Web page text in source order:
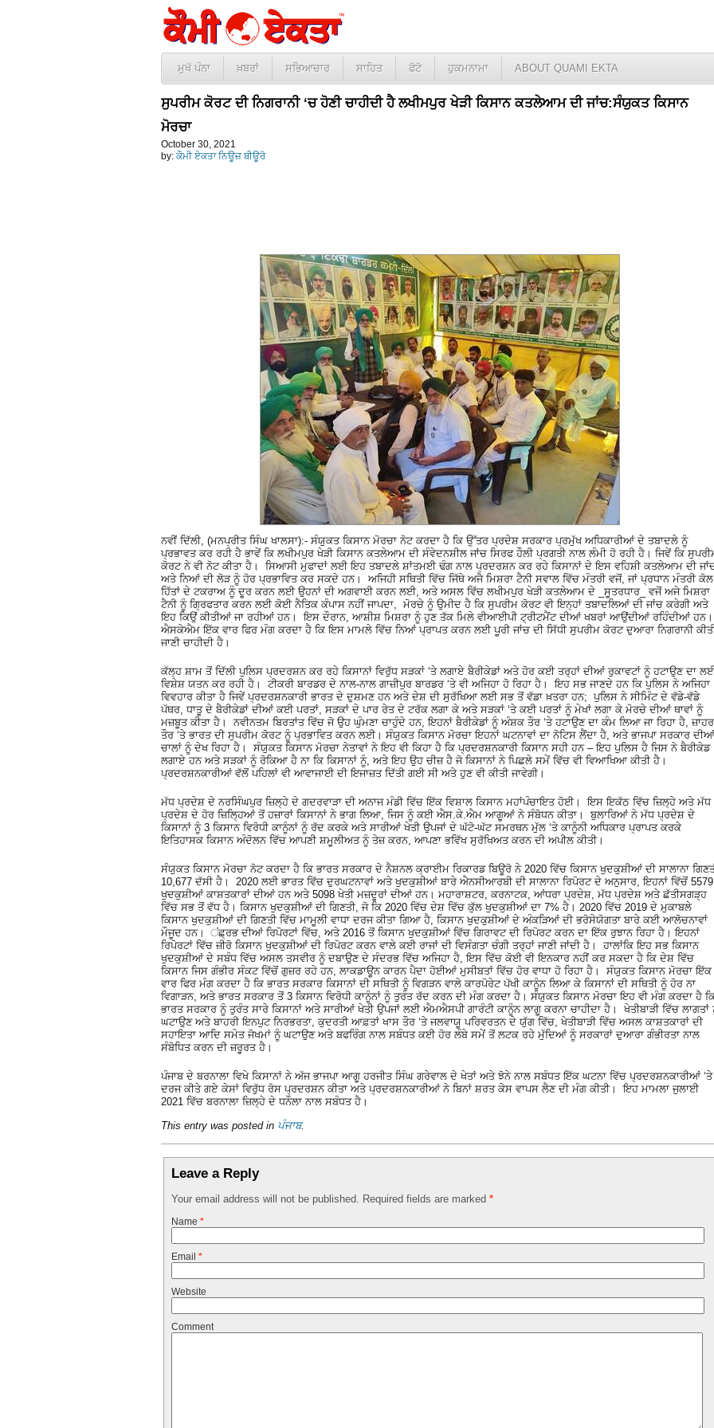
ਮੁਖੱ ਪੰਨਾ ਖ਼ਬਰਾਂ ਸਭਿਆਚਾਰ ਸਾਹਿਤ ਫੋਟੋ ਹੁਕਮਨਾਮਾ ABOUT QUAMI EKTA
ਸੁਪਰੀਮ ਕੋਰਟ ਦੀ ਨਿਗਰਾਨੀ ‘ਚ ਹੋਣੀ ਚਾਹੀਦੀ ਹੈ ਲਖੀਮਪੁਰ ਖੇੜੀ ਕਿਸਾਨ ਕਤਲੇਆਮ ਦੀ ਜਾਂਚ:ਸੰਯੁਕਤ ਕਿਸਾਨ
ਮੋਰਚਾ
October 30, 2021
by: ਕੌਮੀ ਏਕਤਾ ਨਿਊਜ਼ ਬੀਊਰੋ
ਨਵੀਂ ਦਿੱਲੀ, (ਮਨਪ੍ਰੀਤ ਸਿੰਘ ਖਾਲਸਾ):- ਸੰਯੁਕਤ ਕਿਸਾਨ ਮੋਰਚਾ ਨੋਟ ਕਰਦਾ ਹੈ ਕਿ ਉੱਤਰ ਪ੍ਰਦੇਸ਼ ਸਰਕਾਰ ਪ੍ਰਮੁੱਖ ਅਧਿਕਾਰੀਆਂ ਦੇ ਤਬਾਦਲੇ ਨੂੰ
ਪ੍ਰਭਾਵਤ ਕਰ ਰਹੀ ਹੈ ਭਾਵੇਂ ਕਿ ਲਖੀਮਪੁਰ ਖੇੜੀ ਕਿਸਾਨ ਕਤਲੇਆਮ ਦੀ ਸੰਵੇਦਨਸ਼ੀਲ ਜਾਂਚ ਸਿਰਫ ਹੌਲੀ ਪ੍ਰਗਤੀ ਨਾਲ ਲੰਮੀ ਹੋ ਰਹੀ ਹੈ। ਜਿਵੇਂ ਕਿ
ਕੋਰਟ ਨੇ ਵੀ ਨੋਟ ਕੀਤਾ ਹੈ। ਸਿਆਸੀ ਮੁਫਾਦਾਂ ਲਈ ਇਹ ਤਬਾਦਲੇ ਸ਼ਾਂਤਮਈ ਢੰਗ ਨਾਲ ਪ੍ਰਦਰਸ਼ਨ ਕਰ ਰਹੇ ਕਿਸਾਨਾਂ ਦੇ ਇਸ ਵਹਿਸ਼ੀ ਕਤਲੇਆਮ ਦੀ
ਅਤੇ ਨਿਆਂ ਦੀ ਲੋੜ ਨੂੰ ਹੋਰ ਪ੍ਰਭਾਵਿਤ ਕਰ ਸਕਦੇ ਹਨ। ਅਜਿਹੀ ਸਥਿਤੀ ਵਿੱਚ ਜਿੱਥੇ ਅਜੈ ਮਿਸ਼ਰਾ ਟੈਨੀ ਸਵਾਲ ਵਿੱਚ ਮੰਤਰੀ ਵਜੋਂ, ਜਾਂ ਪ੍ਰਧਾਨ ਮੰਤਰੀ ਕੋਲ
ਹਿੱਤਾਂ ਦੇ ਟਕਰਾਅ ਨੂੰ ਦੂਰ ਕਰਨ ਲਈ ਉਹਨਾਂ ਦੀ ਅਗਵਾਈ ਕਰਨ ਲਈ, ਅਤੇ ਅਸਲ ਵਿੱਚ ਲਖੀਮਪੁਰ ਖੇੜੀ ਕਤਲੇਆਮ ਦੇ _ਸੂਤਰਧਾਰ_ ਵਜੋਂ ਅਜੇ ਮਿਸ਼ਰਾ
ਟੈਨੀ ਨੂੰ ਗ੍ਰਿਫਤਾਰ ਕਰਨ ਲਈ ਕੋਈ ਨੈਤਿਕ ਕੰਪਾਸ ਨਹੀਂ ਜਾਪਦਾ, ਮੋਰਚੇ ਨੂੰ ਉਮੀਦ ਹੈ ਕਿ ਸੁਪਰੀਮ ਕੋਰਟ ਵੀ ਇਨ੍ਹਾਂ ਤਬਾਦਲਿਆਂ ਦੀ ਜਾਂਚ ਕਰੇਗੀ ਅਤੇ
ਇਹ ਕਿਉਂ ਕੀਤੀਆਂ ਜਾ ਰਹੀਆਂ ਹਨ। ਇਸ ਦੌਰਾਨ, ਆਸ਼ੀਸ਼ ਮਿਸ਼ਰਾ ਨੂੰ ਹੁਣ ਤੱਕ ਮਿਲੇ ਵੀਆਈਪੀ ਟ੍ਰੀਟਮੈਂਟ ਦੀਆਂ ਖਬਰਾਂ ਆਉਂਦੀਆਂ ਰਹਿੰਦੀਆਂ ਹਨ।
ਐਸਕੇਐਮ ਇੱਕ ਵਾਰ ਫਿਰ ਮੰਗ ਕਰਦਾ ਹੈ ਕਿ ਇਸ ਮਾਮਲੇ ਵਿੱਚ ਨਿਆਂ ਪ੍ਰਾਪਤ ਕਰਨ ਲਈ ਪੂਰੀ ਜਾਂਚ ਦੀ ਸਿੱਧੀ ਸੁਪਰੀਮ ਕੋਰਟ ਦੁਆਰਾ ਨਿਗਰਾਨੀ
ਜਾਣੀ ਚਾਹੀਦੀ ਹੈ।
ਕੱਲ੍ਹ ਸ਼ਾਮ ਤੋਂ ਦਿੱਲੀ ਪੁਲਿਸ ਪ੍ਰਦਰਸ਼ਨ ਕਰ ਰਹੇ ਕਿਸਾਨਾਂ ਵਿਰੁੱਧ ਸੜਕਾਂ ‘ਤੇ ਲਗਾਏ ਬੈਰੀਕੇਡਾਂ ਅਤੇ ਹੋਰ ਕਈ ਤਰ੍ਹਾਂ ਦੀਆਂ ਰੁਕਾਵਟਾਂ ਨੂੰ ਹਟਾਉਣ ਦਾ
ਵਿਸ਼ੇਸ਼ ਯਤਨ ਕਰ ਰਹੀ ਹੈ। ਟੀਕਰੀ ਬਾਰਡਰ ਦੇ ਨਾਲ-ਨਾਲ ਗਾਜ਼ੀਪੁਰ ਬਾਰਡਰ ‘ਤੇ ਵੀ ਅਜਿਹਾ ਹੋ ਰਿਹਾ ਹੈ। ਇਹ ਸਭ ਜਾਣਦੇ ਹਨ ਕਿ ਪੁਲਿਸ ਨੇ ਅਜਿਹਾ
ਵਿਵਹਾਰ ਕੀਤਾ ਹੈ ਜਿਵੇਂ ਪ੍ਰਦਰਸ਼ਨਕਾਰੀ ਭਾਰਤ ਦੇ ਦੁਸ਼ਮਣ ਹਨ ਅਤੇ ਦੇਸ਼ ਦੀ ਸੁਰੱਖਿਆ ਲਈ ਸਭ ਤੋਂ ਵੱਡਾ ਖ਼ਤਰਾ ਹਨ; ਪੁਲਿਸ ਨੇ ਸੀਮਿੰਟ ਦੇ ਵੱਡੇ-ਵੱਡੇ
ਪੱਥਰ, ਧਾਤੂ ਦੇ ਬੈਰੀਕੇਡਾਂ ਦੀਆਂ ਕਈ ਪਰਤਾਂ, ਸੜਕਾਂ ਦੇ ਪਾਰ ਰੇਤ ਦੇ ਟਰੱਕ ਲਗਾ ਕੇ ਅਤੇ ਸੜਕਾਂ ‘ਤੇ ਕਈ ਪਰਤਾਂ ਨੂੰ ਮੇਖਾਂ ਲਗਾ ਕੇ ਮੋਰਚੇ ਦੀਆਂ ਥਾਵਾਂ ਨੂੰ
ਮਜ਼ਬੂਤ ​​ਕੀਤਾ ਹੈ। ਨਵੀਨਤਮ ਬਿਰਤਾਂਤ ਵਿੱਚ ਜੋ ਉਹ ਘੁੰਮਣਾ ਚਾਹੁੰਦੇ ਹਨ, ਇਹਨਾਂ ਬੈਰੀਕੇਡਾਂ ਨੂੰ ਅੰਸ਼ਕ ਤੌਰ ‘ਤੇ ਹਟਾਉਣ ਦਾ ਕੰਮ ਲਿਆ ਜਾ ਰਿਹਾ ਹੈ, ਜ਼ਾਹਰ
ਤੌਰ ‘ਤੇ ਭਾਰਤ ਦੀ ਸੁਪਰੀਮ ਕੋਰਟ ਨੂੰ ਪ੍ਰਭਾਵਿਤ ਕਰਨ ਲਈ। ਸੰਯੁਕਤ ਕਿਸਾਨ ਮੋਰਚਾ ਇਹਨਾਂ ਘਟਨਾਵਾਂ ਦਾ ਨੋਟਿਸ ਲੈਂਦਾ ਹੈ, ਅਤੇ ਭਾਜਪਾ ਸਰਕਾਰ ਦੀਆਂ
ਚਾਲਾਂ ਨੂੰ ਦੇਖ ਰਿਹਾ ਹੈ। ਸੰਯੁਕਤ ਕਿਸਾਨ ਮੋਰਚਾ ਨੇਤਾਵਾਂ ਨੇ ਇਹ ਵੀ ਕਿਹਾ ਹੈ ਕਿ ਪ੍ਰਦਰਸ਼ਨਕਾਰੀ ਕਿਸਾਨ ਸਹੀ ਹਨ – ਇਹ ਪੁਲਿਸ ਹੈ ਜਿਸ ਨੇ ਬੈਰੀਕੇਡ
ਲਗਾਏ ਹਨ ਅਤੇ ਸੜਕਾਂ ਨੂੰ ਰੋਕਿਆ ਹੈ ਨਾ ਕਿ ਕਿਸਾਨਾਂ ਨੂੰ, ਅਤੇ ਇਹ ਉਹ ਚੀਜ਼ ਹੈ ਜੋ ਕਿਸਾਨਾਂ ਨੇ ਪਿਛਲੇ ਸਮੇਂ ਵਿੱਚ ਵੀ ਵਿਆਖਿਆ ਕੀਤੀ ਹੈ।
ਪ੍ਰਦਰਸ਼ਨਕਾਰੀਆਂ ਵੱਲੋਂ ਪਹਿਲਾਂ ਵੀ ਆਵਾਜਾਈ ਦੀ ਇਜਾਜ਼ਤ ਦਿੱਤੀ ਗਈ ਸੀ ਅਤੇ ਹੁਣ ਵੀ ਕੀਤੀ ਜਾਵੇਗੀ।
ਮੱਧ ਪ੍ਰਦੇਸ਼ ਦੇ ਨਰਸਿੰਘਪੁਰ ਜ਼ਿਲ੍ਹੇ ਦੇ ਗਦਰਵਾੜਾ ਦੀ ਅਨਾਜ ਮੰਡੀ ਵਿੱਚ ਇੱਕ ਵਿਸ਼ਾਲ ਕਿਸਾਨ ਮਹਾਂਪੰਚਾਇਤ ਹੋਈ। ਇਸ ਇਕੱਠ ਵਿੱਚ ਜ਼ਿਲ੍ਹੇ ਅਤੇ ਮੱਧ
ਪ੍ਰਦੇਸ਼ ਦੇ ਹੋਰ ਜ਼ਿਲ੍ਹਿਆਂ ਤੋਂ ਹਜ਼ਾਰਾਂ ਕਿਸਾਨਾਂ ਨੇ ਭਾਗ ਲਿਆ, ਜਿਸ ਨੂੰ ਕਈ ਐਸ.ਕੇ.ਐਮ ਆਗੂਆਂ ਨੇ ਸੰਬੋਧਨ ਕੀਤਾ। ਬੁਲਾਰਿਆਂ ਨੇ ਮੱਧ ਪ੍ਰਦੇਸ਼ ਦੇ
ਕਿਸਾਨਾਂ ਨੂੰ 3 ਕਿਸਾਨ ਵਿਰੋਧੀ ਕਾਨੂੰਨਾਂ ਨੂੰ ਰੱਦ ਕਰਕੇ ਅਤੇ ਸਾਰੀਆਂ ਖੇਤੀ ਉਪਜਾਂ ਦੇ ਘੱਟੋ-ਘੱਟ ਸਮਰਥਨ ਮੁੱਲ ‘ਤੇ ਕਾਨੂੰਨੀ ਅਧਿਕਾਰ ਪ੍ਰਾਪਤ ਕਰਕੇ
ਇਤਿਹਾਸਕ ਕਿਸਾਨ ਅੰਦੋਲਨ ਵਿੱਚ ਆਪਣੀ ਸ਼ਮੂਲੀਅਤ ਨੂੰ ਤੇਜ਼ ਕਰਨ, ਆਪਣਾ ਭਵਿੱਖ ਸੁਰੱਖਿਅਤ ਕਰਨ ਦੀ ਅਪੀਲ ਕੀਤੀ।
ਸੰਯੁਕਤ ਕਿਸਾਨ ਮੋਰਚਾ ਨੋਟ ਕਰਦਾ ਹੈ ਕਿ ਭਾਰਤ ਸਰਕਾਰ ਦੇ ਨੈਸ਼ਨਲ ਕ੍ਰਾਈਮ ਰਿਕਾਰਡ ਬਿਊਰੋ ਨੇ 2020 ਵਿੱਚ ਕਿਸਾਨ ਖੁਦਕੁਸ਼ੀਆਂ ਦੀ ਸਾਲਾਨਾ
10,677 ਦੱਸੀ ਹੈ। 2020 ਲਈ ਭਾਰਤ ਵਿੱਚ ਦੁਰਘਟਨਾਵਾਂ ਅਤੇ ਖੁਦਕੁਸ਼ੀਆਂ ਬਾਰੇ ਐਨਸੀਆਰਬੀ ਦੀ ਸਾਲਾਨਾ ਰਿਪੋਰਟ ਦੇ ਅਨੁਸਾਰ, ਇਹਨਾਂ ਵਿੱਚੋਂ 5579
ਖੁਦਕੁਸ਼ੀਆਂ ਕਾਸ਼ਤਕਾਰਾਂ ਦੀਆਂ ਹਨ ਅਤੇ 5098 ਖੇਤੀ ਮਜ਼ਦੂਰਾਂ ਦੀਆਂ ਹਨ। ਮਹਾਰਾਸ਼ਟਰ, ਕਰਨਾਟਕ, ਆਂਧਰਾ ਪ੍ਰਦੇਸ਼, ਮੱਧ ਪ੍ਰਦੇਸ਼ ਅਤੇ ਛੱਤੀਸਗੜ੍ਹ
ਵਿੱਚ ਸਭ ਤੋਂ ਵੱਧ ਹੈ। ਕਿਸਾਨ ਖੁਦਕੁਸ਼ੀਆਂ ਦੀ ਗਿਣਤੀ, ਜੋ ਕਿ 2020 ਵਿੱਚ ਦੇਸ਼ ਵਿੱਚ ਕੁੱਲ ਖੁਦਕੁਸ਼ੀਆਂ ਦਾ 7% ਹੈ। 2020 ਵਿੱਚ 2019 ਦੇ ਮੁਕਾਬਲੇ
ਕਿਸਾਨ ਖੁਦਕੁਸ਼ੀਆਂ ਦੀ ਗਿਣਤੀ ਵਿੱਚ ਮਾਮੂਲੀ ਵਾਧਾ ਦਰਜ ਕੀਤਾ ਗਿਆ ਹੈ, ਕਿਸਾਨ ਖੁਦਕੁਸ਼ੀਆਂ ਦੇ ਅੰਕੜਿਆਂ ਦੀ ਭਰੋਸੇਯੋਗਤਾ ਬਾਰੇ ਕਈ ਆਲੋਚਨਾਵਾਂ
ਮੌਜੂਦ ਹਨ। ਂਛ੍ਰਭ ਦੀਆਂ ਰਿਪੋਰਟਾਂ ਵਿੱਚ, ਅਤੇ 2016 ਤੋਂ ਕਿਸਾਨ ਖੁਦਕੁਸ਼ੀਆਂ ਵਿੱਚ ਗਿਰਾਵਟ ਦੀ ਰਿਪੋਰਟ ਕਰਨ ਦਾ ਇੱਕ ਰੁਝਾਨ ਰਿਹਾ ਹੈ। ਇਹਨਾਂ
ਰਿਪੋਰਟਾਂ ਵਿੱਚ ਜ਼ੀਰੋ ਕਿਸਾਨ ਖੁਦਕੁਸ਼ੀਆਂ ਦੀ ਰਿਪੋਰਟ ਕਰਨ ਵਾਲੇ ਕਈ ਰਾਜਾਂ ਦੀ ਵਿਸੰਗਤਾ ਚੰਗੀ ਤਰ੍ਹਾਂ ਜਾਣੀ ਜਾਂਦੀ ਹੈ। ਹਾਲਾਂਕਿ ਇਹ ਸਭ ਕਿਸਾਨ
ਖੁਦਕੁਸ਼ੀਆਂ ਦੇ ਸਬੰਧ ਵਿੱਚ ਅਸਲ ਤਸਵੀਰ ਨੂੰ ਦਬਾਉਣ ਦੇ ਸੰਦਰਭ ਵਿੱਚ ਅਜਿਹਾ ਹੈ, ਇਸ ਵਿੱਚ ਕੋਈ ਵੀ ਇਨਕਾਰ ਨਹੀਂ ਕਰ ਸਕਦਾ ਹੈ ਕਿ ਦੇਸ਼ ਵਿੱਚ
ਕਿਸਾਨ ਜਿਸ ਗੰਭੀਰ ਸੰਕਟ ਵਿੱਚੋਂ ਗੁਜ਼ਰ ਰਹੇ ਹਨ, ਲਾਕਡਾਊਨ ਕਾਰਨ ਪੈਦਾ ਹੋਈਆਂ ਮੁਸੀਬਤਾਂ ਵਿੱਚ ਹੋਰ ਵਾਧਾ ਹੋ ਰਿਹਾ ਹੈ। ਸੰਯੁਕਤ ਕਿਸਾਨ ਮੋਰਚਾ ਇੱਕ
ਵਾਰ ਫਿਰ ਮੰਗ ਕਰਦਾ ਹੈ ਕਿ ਭਾਰਤ ਸਰਕਾਰ ਕਿਸਾਨਾਂ ਦੀ ਸਥਿਤੀ ਨੂੰ ਵਿਗੜਨ ਵਾਲੇ ਕਾਰਪੋਰੇਟ ਪੱਖੀ ਕਾਨੂੰਨ ਲਿਆ ਕੇ ਕਿਸਾਨਾਂ ਦੀ ਸਥਿਤੀ ਨੂੰ ਹੋਰ ਨਾ
ਵਿਗਾੜਨ, ਅਤੇ ਭਾਰਤ ਸਰਕਾਰ ਤੋਂ 3 ਕਿਸਾਨ ਵਿਰੋਧੀ ਕਾਨੂੰਨਾਂ ਨੂੰ ਤੁਰੰਤ ਰੱਦ ਕਰਨ ਦੀ ਮੰਗ ਕਰਦਾ ਹੈ। ਸੰਯੁਕਤ ਕਿਸਾਨ ਮੋਰਚਾ ਇਹ ਵੀ ਮੰਗ ਕਰਦਾ ਹੈ
ਭਾਰਤ ਸਰਕਾਰ ਨੂੰ ਤੁਰੰਤ ਸਾਰੇ ਕਿਸਾਨਾਂ ਅਤੇ ਸਾਰੀਆਂ ਖੇਤੀ ਉਪਜਾਂ ਲਈ ਐਮਐਸਪੀ ਗਾਰੰਟੀ ਕਾਨੂੰਨ ਲਾਗੂ ਕਰਨਾ ਚਾਹੀਦਾ ਹੈ। ਖੇਤੀਬਾੜੀ ਵਿੱਚ ਲਾਗਤਾਂ
ਘਟਾਉਣ ਅਤੇ ਬਾਹਰੀ ਇਨਪੁਟ ਨਿਰਭਰਤਾ, ਕੁਦਰਤੀ ਆਫ਼ਤਾਂ ਖਾਸ ਤੌਰ ‘ਤੇ ਜਲਵਾਯੂ ਪਰਿਵਰਤਨ ਦੇ ਯੁੱਗ ਵਿੱਚ, ਖੇਤੀਬਾੜੀ ਵਿੱਚ ਅਸਲ ਕਾਸ਼ਤਕਾਰਾਂ ਦੀ
ਸਹਾਇਤਾ ਆਦਿ ਸਮੇਤ ਜੋਖਮਾਂ ਨੂੰ ਘਟਾਉਣ ਅਤੇ ਬਫਰਿੰਗ ਨਾਲ ਸਬੰਧਤ ਕਈ ਹੋਰ ਲੰਬੇ ਸਮੇਂ ਤੋਂ ਲਟਕ ਰਹੇ ਮੁੱਦਿਆਂ ਨੂੰ ਸਰਕਾਰਾਂ ਦੁਆਰਾ ਗੰਭੀਰਤਾ ਨਾਲ
ਸੰਬੋਧਿਤ ਕਰਨ ਦੀ ਜ਼ਰੂਰਤ ਹੈ।
ਪੰਜਾਬ ਦੇ ਬਰਨਾਲਾ ਵਿਖੇ ਕਿਸਾਨਾਂ ਨੇ ਅੱਜ ਭਾਜਪਾ ਆਗੂ ਹਰਜੀਤ ਸਿੰਘ ਗਰੇਵਾਲ ਦੇ ਖੇਤਾਂ ਅਤੇ ਝੋਨੇ ਨਾਲ ਸਬੰਧਤ ਇੱਕ ਘਟਨਾ ਵਿੱਚ ਪ੍ਰਦਰਸ਼ਨਕਾਰੀਆਂ ‘ਤੇ
ਦਰਜ ਕੀਤੇ ਗਏ ਕੇਸਾਂ ਵਿਰੁੱਧ ਰੋਸ ਪ੍ਰਦਰਸ਼ਨ ਕੀਤਾ ਅਤੇ ਪ੍ਰਦਰਸ਼ਨਕਾਰੀਆਂ ਨੇ ਬਿਨਾਂ ਸ਼ਰਤ ਕੇਸ ਵਾਪਸ ਲੈਣ ਦੀ ਮੰਗ ਕੀਤੀ। ਇਹ ਮਾਮਲਾ ਜੁਲਾਈ
2021 ਵਿੱਚ ਬਰਨਾਲਾ ਜ਼ਿਲ੍ਹੇ ਦੇ ਧਨੌਲਾ ਨਾਲ ਸਬੰਧਤ ਹੈ।
This entry was posted in ਪੰਜਾਬ.
Leave a Reply
Your email address will not be published. Required fields are marked *
Name *
Email *
Website
Comment